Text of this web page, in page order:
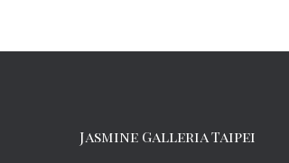
Jasmine Galleria Taipei